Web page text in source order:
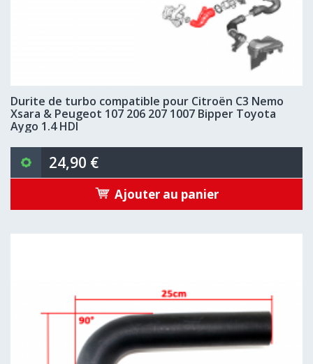
Durite de turbo compatible pour Citroën C3 Nemo
Xsara & Peugeot 107 206 207 1007 Bipper Toyota
Aygo 1.4 HDI
24,90 €
Ajouter au panier